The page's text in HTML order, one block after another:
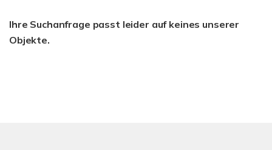
Ihre Suchanfrage passt leider auf keines unserer
Objekte.